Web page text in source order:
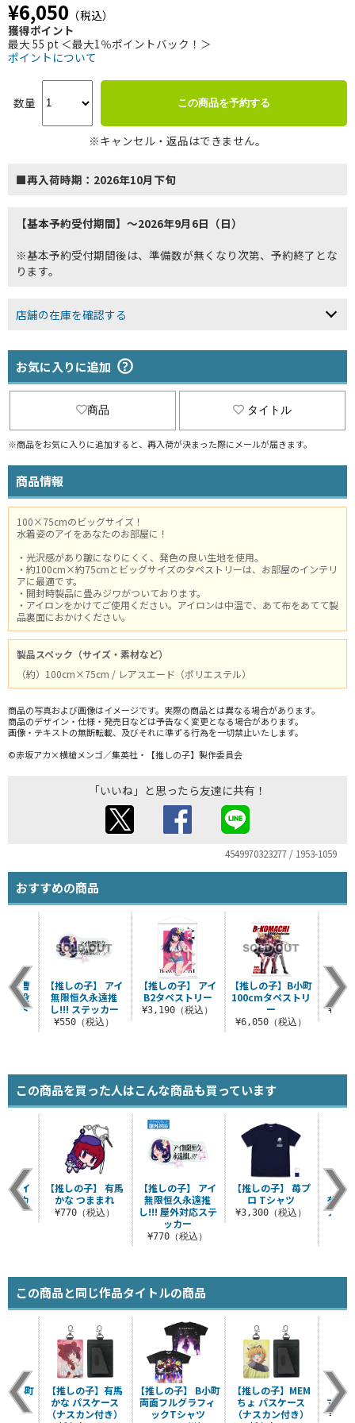
¥6,050 （税込）
獲得ポイント
最大 55 pt ＜最大1％ポイントバック！＞
ポイントについて
数量 この商品を予約する
※キャンセル・返品はできません。
■再入荷時期：2026年10月下旬
【基本予約受付期間】～2026年9月6日（日）
※基本予約受付期間後は、準備数が無くなり次第、予約終了とな
ります。
店舗の在庫を確認する
お気に入りに追加
商品 タイトル
※商品をお気に入りに追加すると、再入荷が決まった際にメールが届きます。
商品情報
100×75cmのビッグサイズ！
水着姿のアイをあなたのお部屋に！
・光沢感があり皺になりにくく、発色の良い生地を使用。
・約100cm×約75cmとビッグサイズのタペストリーは、お部屋のインテリ
アに最適です。
・開封時製品に畳みジワがついております。
・アイロンをかけてご使用ください。アイロンは中温で、あて布をあてて製
品裏面におかけください。
製品スペック（サイズ・素材など）
（約）100cm×75cm / レアスエード（ポリエステル）
商品の写真および画像はイメージです。実際の商品とは異なる場合があります。
商品のデザイン・仕様・発売日などは予告なく変更となる場合があります。
画像・テキストの無断転載、及びそれに準ずる行為を一切禁止いたします。
©赤坂アカ×横槍メンゴ／集英社・【推しの子】製作委員会
「いいね」と思ったら友達に共有！
4549970323277 / 1953-1059
おすすめの商品
【推しの子】 アイ
B2タペストリー
¥3,190（税込）
【推しの子】B小町
100cmタペストリ
ー
¥6,050（税込）
【推
ア
重曹
子役
ンド
【推しの子】 アイ
無限恒久永遠推
し!!! ステッカー
¥550（税込）
この商品を買った人はこんな商品も買っています
【推しの子】 アイ
無限恒久永遠推
し!!! 屋外対応ステ
ッカー
¥770（税込）
【推しの子】 苺プ
ロ Tシャツ
¥3,300（税込）
【推
を舐
フル
アイ
ーカ
【推しの子】 有馬
かな つままれ
¥770（税込）
この商品と同じ作品タイトルの商品
【推しの子】 B小町
両面フルグラフィ
ックTシャツ
【推しの子】MEM
ちょ パスケース
（ナスカン付き）
【推
マン
B小町
込）
【推しの子】有馬
かな パスケース
（ナスカン付き）